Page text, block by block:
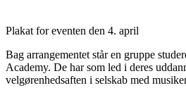
Plakat for eventen den 4. april
Bag arrangementet står en gruppe
Academy. De har som led i deres
velgørenhedsaften i selskab med